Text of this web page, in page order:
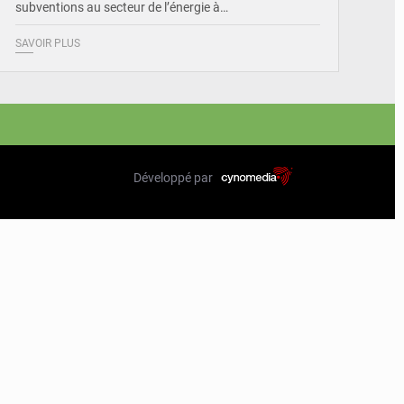
subventions au secteur de l’énergie à…
SAVOIR PLUS
Développé par